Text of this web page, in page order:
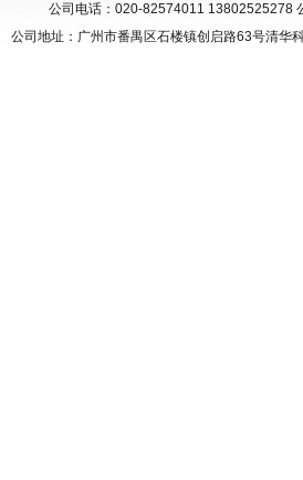
公司电话：020-82574011 13802525278
公司地址：广州市番禺区石楼镇创启路63号清华